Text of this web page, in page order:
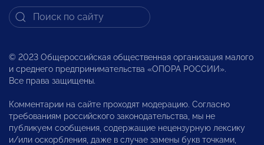
© 2023 Общероссийская общественная организация малого
и среднего предпринимательства «ОПОРА РОССИИ».
Все права защищены.
Комментарии на сайте проходят модерацию. Согласно
требованиям российского законодательства, мы не
публикуем сообщения, содержащие нецензурную лексику
и/или оскорбления, даже в случае замены букв точками,